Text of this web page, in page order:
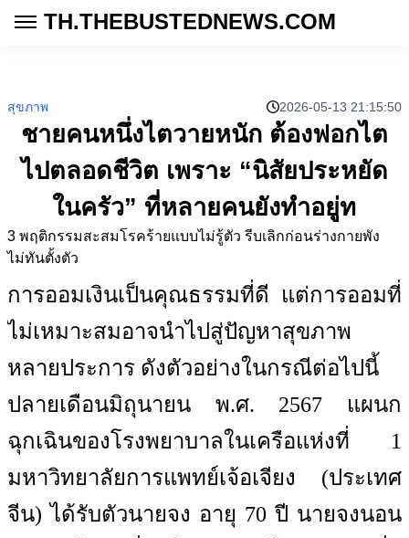
TH.THEBUSTEDNEWS.COM
สุขภาพ 2026-05-13 21:15:50
ชายคนหนึ่งไตวายหนัก ต้องฟอกไต
ไปตลอดชีวิต เพราะ “นิสัยประหยัด
ในครัว” ที่หลายคนยังทำอยู่ท
3 พฤติกรรมสะสมโรคร้ายแบบไม่รู้ตัว รีบเลิกก่อนร่างกายพัง
ไม่ทันตั้งตัว
การออมเงินเป็นคุณธรรมที่ดี แต่การออมที่
ไม่เหมาะสมอาจนำไปสู่ปัญหาสุขภาพ
หลายประการ ดังตัวอย่างในกรณีต่อไปนี้
ปลายเดือนมิถุนายน พ.ศ. 2567 แผนก
ฉุกเฉินของโรงพยาบาลในเครือแห่งที่ 1
มหาวิทยาลัยการแพทย์เจ้อเจียง (ประเทศ
จีน) ได้รับตัวนายจง อายุ 70 ​​ปี นายจงนอน